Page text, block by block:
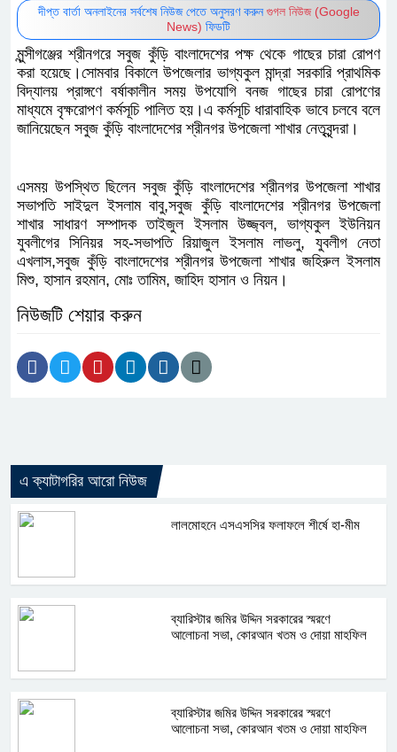
দীপ্ত বার্তা অনলাইনের সর্বশেষ নিউজ পেতে অনুসরণ করুনগুগল নিউজ (Google
News) ফিডটি
মুন্সীগঞ্জের শ্রীনগরে সবুজ কুঁড়ি বাংলাদেশের পক্ষ থেকে গাছের চারা রোপণ
করা হয়েছে।সোমবার বিকালে উপজেলার ভাগ্যকুল মান্দ্রা সরকারি প্রাথমিক
বিদ্যালয় প্রাঙ্গণে বর্ষাকালীন সময় উপযোগি বনজ গাছের চারা রোপণের
মাধ্যমে বৃক্ষরোপণ কর্মসূচি পালিত হয়।এ কর্মসূচি ধারাবাহিক ভাবে চলবে বলে
জানিয়েছেন সবুজ কুঁড়ি বাংলাদেশের শ্রীনগর উপজেলা শাখার নেতৃবৃন্দরা।
এসময় উপস্থিত ছিলেন সবুজ কুঁড়ি বাংলাদেশের শ্রীনগর উপজেলা শাখার
সভাপতি সাইদুল ইসলাম বাবু,সবুজ কুঁড়ি বাংলাদেশের শ্রীনগর উপজেলা
শাখার সাধারণ সম্পাদক তাইজুল ইসলাম উজ্জ্বল, ভাগ্যকুল ইউনিয়ন
যুবলীগের সিনিয়র সহ-সভাপতি রিয়াজুল ইসলাম লাভলু, যুবলীগ নেতা
এখলাস,সবুজ কুঁড়ি বাংলাদেশের শ্রীনগর উপজেলা শাখার জহিরুল ইসলাম
মিশু, হাসান রহমান, মোঃ তামিম, জাহিদ হাসান ও নিয়ন।
নিউজটি শেয়ার করুন
এ ক্যাটাগরির আরো নিউজ
লালমোহনে এসএসসির ফলাফলে শীর্ষে হা-মীম
ব্যারিস্টার জমির উদ্দিন সরকারের স্মরণে
আলোচনা সভা, কোরআন খতম ও দোয়া মাহফিল
ব্যারিস্টার জমির উদ্দিন সরকারের স্মরণে
আলোচনা সভা, কোরআন খতম ও দোয়া মাহফিল